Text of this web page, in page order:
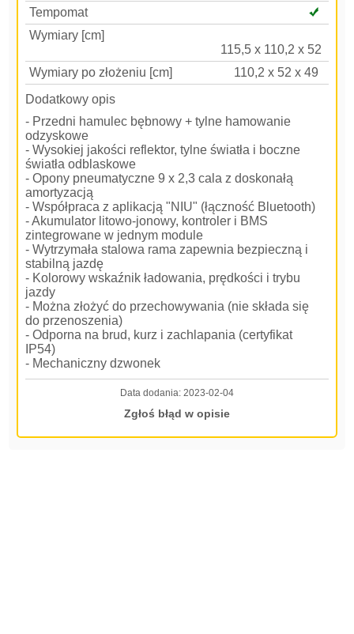
Tempomat
Wymiary [cm]
115,5 x 110,2 x 52
Wymiary po złożeniu [cm]
110,2 x 52 x 49
Dodatkowy opis
- Przedni hamulec bębnowy + tylne hamowanie
odzyskowe
- Wysokiej jakości reflektor, tylne światła i boczne
światła odblaskowe
- Opony pneumatyczne 9 x 2,3 cala z doskonałą
amortyzacją
- Współpraca z aplikacją "NIU" (łączność Bluetooth)
- Akumulator litowo-jonowy, kontroler i BMS
zintegrowane w jednym module
- Wytrzymała stalowa rama zapewnia bezpieczną i
stabilną jazdę
- Kolorowy wskaźnik ładowania, prędkości i trybu
jazdy
- Można złożyć do przechowywania (nie składa się
do przenoszenia)
- Odporna na brud, kurz i zachlapania (certyfikat
IP54)
- Mechaniczny dzwonek
Data dodania: 2023-02-04
Zgłoś błąd w opisie